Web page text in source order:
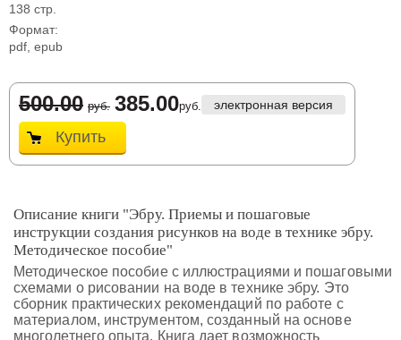
138 стр.
Формат:
pdf, epub
500.00 руб. 385.00руб. электронная версия
Купить
Описание книги "Эбру. Приемы и пошаговые
инструкции создания рисунков на воде в технике эбру.
Методическое пособие"
Методическое пособие с иллюстрациями и пошаговыми
схемами о рисовании на воде в технике эбру. Это
сборник практических рекомендаций по работе с
материалом, инструментом, созданный на основе
многолетнего опыта. Книга дает возможность